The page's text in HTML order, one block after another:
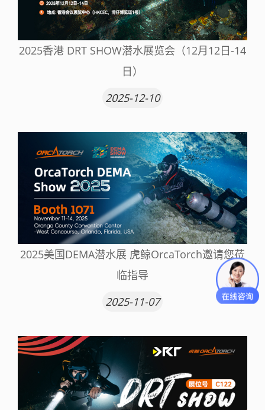
2025香港 DRT SHOW潜水展览会（12月12日-14
日）
2025-12-10
2025美国DEMA潜水展 虎鲸OrcaTorch邀请您莅
临指导
2025-11-07